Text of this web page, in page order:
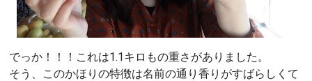
でっか！！！これは1.1キロもの重さがありました。
そう、このかほりの特徴は名前の通り香りがすばらしくて